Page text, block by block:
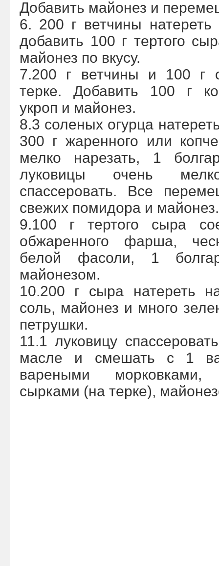
Добавить майонез и
6. 200 г ветчины натереть
добавить 100 г тертого
майонез по вкусу.
7.200 г ветчины и 100 г
терке. Добавить 100 г
укроп и майонез.
8.3 соленых огурца
300 г жаренного или
мелко нарезать, 1
луковицы очень
спассеровать. Все
свежих помидора и майонез.
9.100 г тертого сыра
обжаренного фарша,
белой фасоли, 1
майонезом.
10.200 г сыра натереть
соль, майонез и много
петрушки.
11.1 луковицу
масле и смешать с 1
вареными
сырками (на терке),